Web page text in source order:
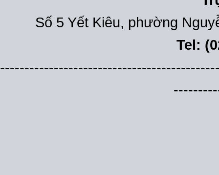
Số 5 Yết Kiêu, phường
Tel: